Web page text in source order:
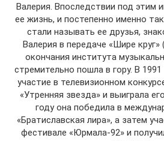
Валерия. Впоследствии под этим
ее жизнь, и постепенно именно
стали называть ее друзья,
Валерия в передаче «Шире круг»
окончания института
стремительно пошла в гору. В
участие в телевизионном
«Утренняя звезда» и выиграла
году она победила в
«Братиславская лира», а затем
фестивале «Юрмала-92» и